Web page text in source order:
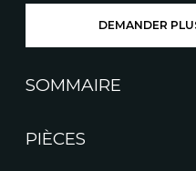
DEMANDER
SOMMAIRE
PIÈCES